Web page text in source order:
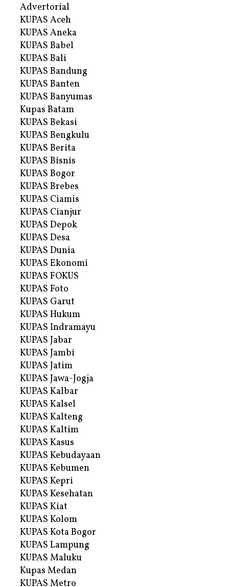
Advertorial
KUPAS Aceh
KUPAS Aneka
KUPAS Babel
KUPAS Bali
KUPAS Bandung
KUPAS Banten
KUPAS Banyumas
Kupas Batam
KUPAS Bekasi
KUPAS Bengkulu
KUPAS Berita
KUPAS Bisnis
KUPAS Bogor
KUPAS Brebes
KUPAS Ciamis
KUPAS Cianjur
KUPAS Depok
KUPAS Desa
KUPAS Dunia
KUPAS Ekonomi
KUPAS FOKUS
KUPAS Foto
KUPAS Garut
KUPAS Hukum
KUPAS Indramayu
KUPAS Jabar
KUPAS Jambi
KUPAS Jatim
KUPAS Jawa-Jogja
KUPAS Kalbar
KUPAS Kalsel
KUPAS Kalteng
KUPAS Kaltim
KUPAS Kasus
KUPAS Kebudayaan
KUPAS Kebumen
KUPAS Kepri
KUPAS Kesehatan
KUPAS Kiat
KUPAS Kolom
KUPAS Kota Bogor
KUPAS Lampung
KUPAS Maluku
Kupas Medan
KUPAS Metro